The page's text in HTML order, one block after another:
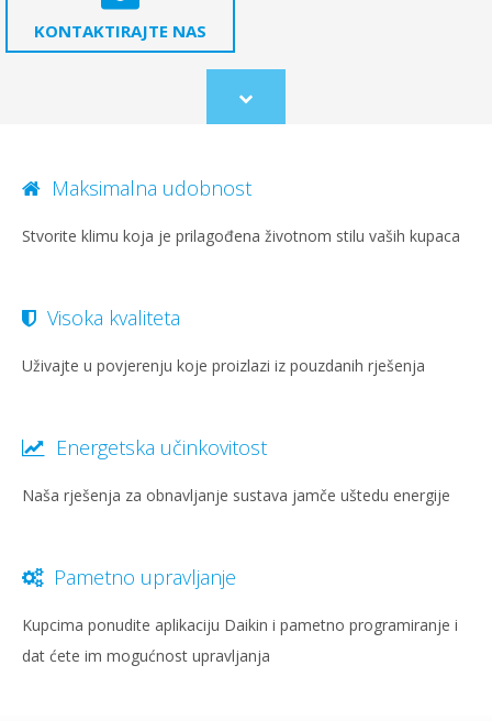
KONTAKTIRAJTE NAS
Scroll
to
Maksimalna udobnost
Stvorite klimu koja je prilagođena životnom stilu vaših kupaca
Visoka kvaliteta
Uživajte u povjerenju koje proizlazi iz pouzdanih rješenja
Energetska učinkovitost
Naša rješenja za obnavljanje sustava jamče uštedu energije
Pametno upravljanje
Kupcima ponudite aplikaciju Daikin i pametno programiranje i
dat ćete im mogućnost upravljanja